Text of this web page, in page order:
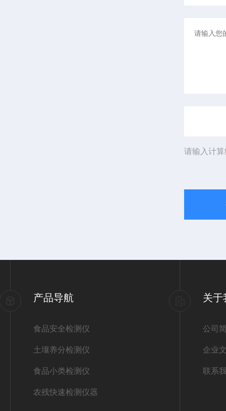
请输入计
产品导航
食品安全检测仪
土壤养分检测仪
食品小类检测仪
农残快速检测仪器
关于
公司
企业
联系